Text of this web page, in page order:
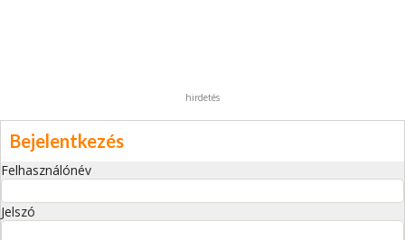
hirdetés
Bejelentkezés
Felhasználónév
Jelszó